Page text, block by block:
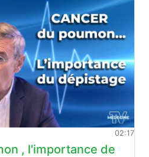
02:17
, l'importance de